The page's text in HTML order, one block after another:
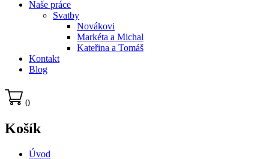
Naše práce
Svatby
Novákovi
Markéta a Michal
Kateřina a Tomáš
Kontakt
Blog
0
Košík
Úvod